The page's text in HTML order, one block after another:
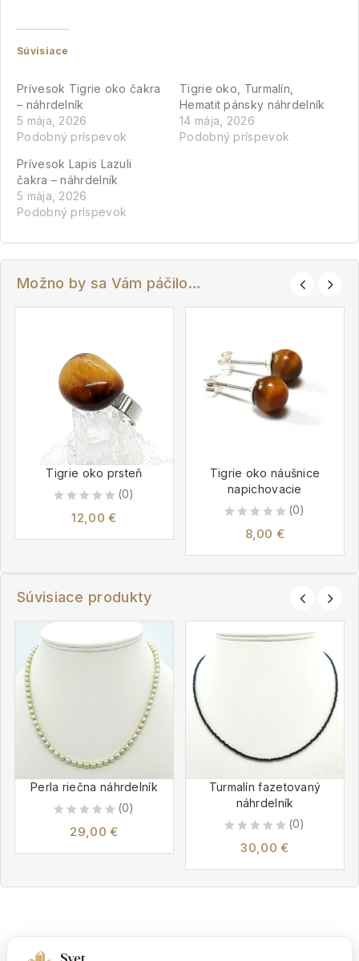
Súvisiace
Prívesok Tigrie oko čakra
– náhrdelník
5 mája, 2026
Podobný príspevok
Tigrie oko, Turmalín,
Hematit pánsky náhrdelník
14 mája, 2026
Podobný príspevok
Prívesok Lapis Lazuli
čakra – náhrdelník
5 mája, 2026
Podobný príspevok
Možno by sa Vám páčilo…
Tigrie oko prsteň
(0)
12,00 €
Tigrie oko náušnice
napichovacie
(0)
8,00 €
Súvisiace produkty
Perla riečna náhrdelník
(0)
29,00 €
Turmalín fazetovaný
náhrdelník
(0)
30,00 €